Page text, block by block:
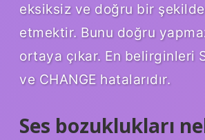
eksiksiz ve doğru bir
etmektir. Bunu doğru
ortaya çıkar. En belirginleri
ve CHANGE hatalarıdır.
Ses bozuklukları